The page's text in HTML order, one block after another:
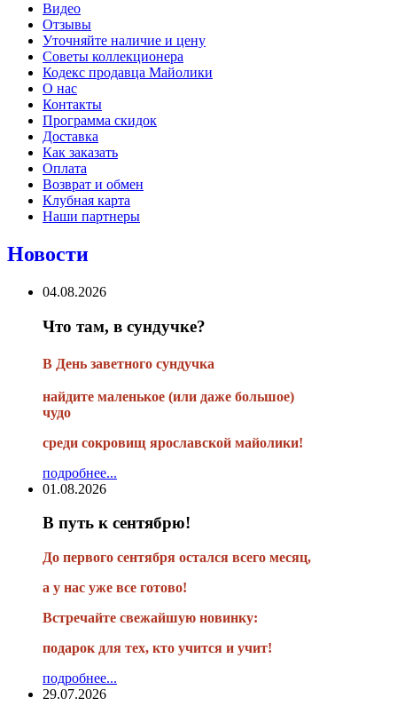
Видео
Отзывы
Уточняйте наличие и цену
Советы коллекционера
Кодекс продавца Майолики
О нас
Контакты
Программа скидок
Доставка
Как заказать
Оплата
Возврат и обмен
Клубная карта
Наши партнеры
Новости
04.08.2026
Что там, в сундучке?
В День заветного сундучка
найдите маленькое (или даже большое)
чудо
среди сокровищ ярославской майолики!
подробнее...
01.08.2026
В путь к сентябрю!
До первого сентября остался всего месяц,
а у нас уже все готово!
Встречайте свежайшую новинку:
подарок для тех, кто учится и учит!
подробнее...
29.07.2026